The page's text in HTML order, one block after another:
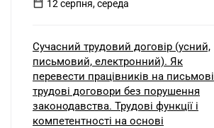
12 серпня, середа
Сучасний трудовий договір (усний,
письмовий, електронний). Як
перевести працівників на письмові
трудові договори без порушення
законодавства. Трудові функції і
компетентності на основі